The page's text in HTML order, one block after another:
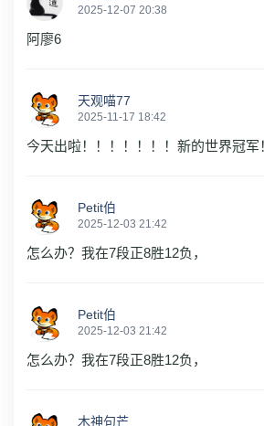
2025-12-07 20:38
阿廖6
天观喵77
2025-11-17 18:42
今天出啦！！！！！！！新的世界冠军
Petit伯
2025-12-03 21:42
怎么办？我在7段正8胜12负，
Petit伯
2025-12-03 21:42
怎么办？我在7段正8胜12负，
木神句芒